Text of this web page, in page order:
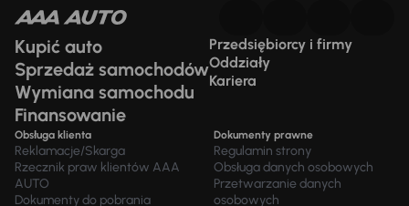
Kupić auto
Sprzedaż samochodów
Wymiana samochodu
Finansowanie
Przedsiębiorcy i firmy
Oddziały
Kariera
Obsługa klienta
Reklamacje/Skarga
Rzecznik praw klientów AAA
AUTO
Dokumenty do pobrania
Dokumenty prawne
Regulamin strony
Obsługa danych osobowych
Przetwarzanie danych
osobowych